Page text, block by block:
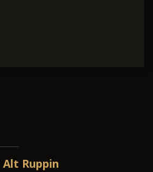
Ruppin